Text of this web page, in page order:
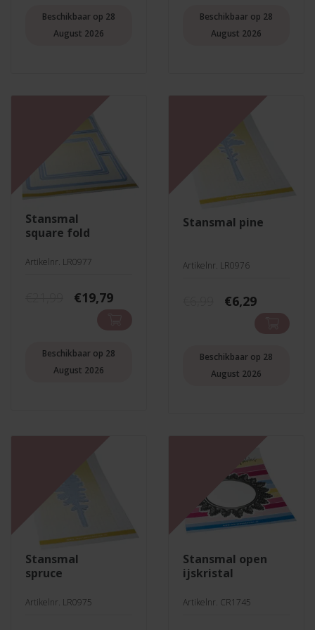
€7,99.€7,19.
Beschikbaar op 28
August 2026
€14,99.€13,49.
Beschikbaar op 28
August 2026
stansmal
square fold
Artikelnr. LR0977
Oorspronkelijke
prijs
was:
€21,99.
€19,79Huidige
prijs
is:
€19,79.
Beschikbaar op 28
August 2026
stansmal pine
Artikelnr. LR0976
€6,99.
€6,29Huidige
prijs
is:
€6,29.
Beschikbaar op 28
August 2026
stansmal
spruce
Artikelnr. LR0975
stansmal open
ijskristal
Artikelnr. CR1745